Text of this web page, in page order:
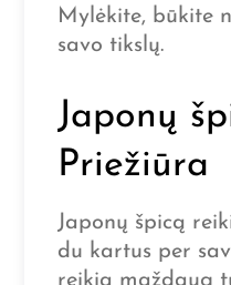
Mylėkite, būkite
savo tikslų.
Japonų
Priežiūra
Japonų špicą
du kartus per
reikia maždaug